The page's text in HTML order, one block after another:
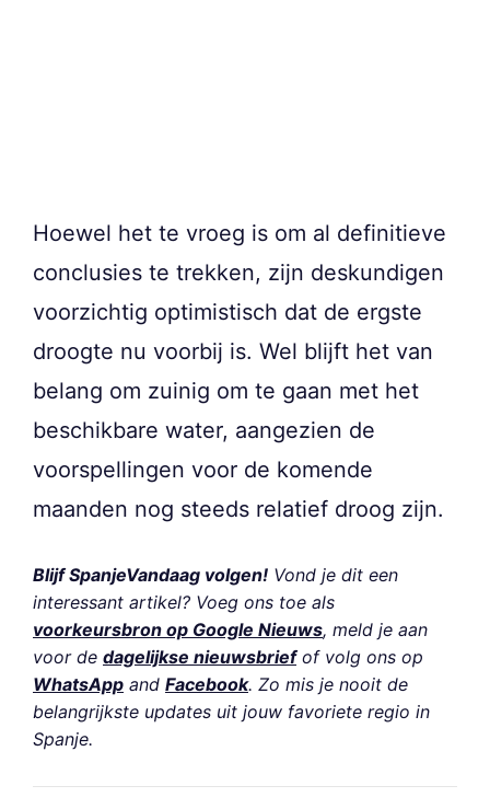
Hoewel het te vroeg is om al definitieve
conclusies te trekken, zijn deskundigen
voorzichtig optimistisch dat de ergste
droogte nu voorbij is. Wel blijft het van
belang om zuinig om te gaan met het
beschikbare water, aangezien de
voorspellingen voor de komende
maanden nog steeds relatief droog zijn.
Blijf SpanjeVandaag volgen! Vond je dit een
interessant artikel? Voeg ons toe als
voorkeursbron op Google Nieuws, meld je aan
voor de dagelijkse nieuwsbriefof volg ons op
WhatsApp and Facebook. Zo mis je nooit de
belangrijkste updates uit jouw favoriete regio in
Spanje.